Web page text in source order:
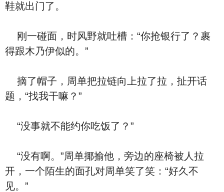
鞋就出门了。
刚一碰面，时风野就吐槽：“你抢银行了？裹
得跟木乃伊似的。”
摘了帽子，周单把拉链向上拉了拉，扯开话
题，“找我干嘛？”
“没事就不能约你吃饭了？”
“没有啊。”周单揶揄他，旁边的座椅被人拉
开，一个陌生的面孔对周单笑了笑：“好久不
见。”